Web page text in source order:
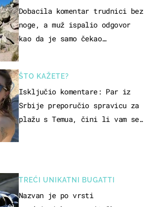
Dobacila komentar trudnici bez
noge, a muž ispalio odgovor
kao da je samo čekao…
ŠTO KAŽETE?
Isključio komentare: Par iz
Srbije preporučio spravicu za
plažu s Temua, čini li vam se
TREĆI UNIKATNI BUGATTI
Nazvan je po vrsti